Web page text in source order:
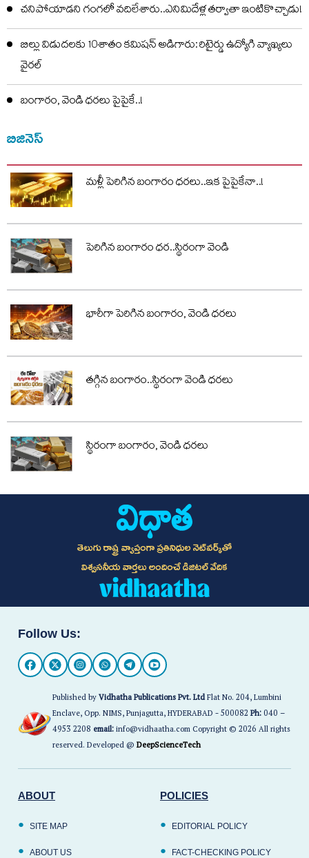
చనిపోయాడని గంగలో వదిలేశారు..ఎనిమిదేళ్ల తర్వాతా ఇంటికొచ్చాడు!
బిల్లు విడుదలకు 10శాతం కమిషన్ అడిగారు: రిటైర్డు ఉద్యోగి వ్యాఖ్యలు
వైరల్
బంగారం, వెండి ధరలు పైపైకే..!
బిజినెస్
మళ్లీ పెరిగిన బంగారం ధరలు..ఇక పైపైకేనా..!
పెరిగిన బంగారం ధర..స్థిరంగా వెండి
భారీగా పెరిగిన బంగారం, వెండి ధరలు
తగ్గిన బంగారం..స్థిరంగా వెండి ధరలు
స్థిరంగా బంగారం, వెండి ధరలు
తెలుగు రాష్ట్ర వ్యాప్తంగా ప్రతినిధుల నెట్‌వర్క్‌తో
విశ్వసనీయ వార్తలు అందించే డిజిటల్ వేదిక
Follow Us:
Published byVidhatha Publications Pvt. LtdFlat No. 204, Lumbini
Enclave, Opp. NIMS, Punjagutta, HYDERABAD - 500082Ph:040 –
4953 2208 email:info@vidhaatha.com Copyright © 2026 All rights
reserved. Developed @DeepScienceTech
ABOUT
SITE MAP
ABOUT US
POLICIES
EDITORIAL POLICY
FACT-CHECKING POLICY